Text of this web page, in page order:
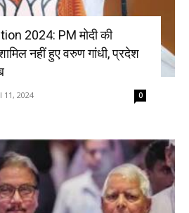
2024: PM मोदी की
नहीं हुए वरुण गांधी, प्रदेश
11, 2024 0